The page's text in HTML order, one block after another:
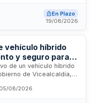
y pack policial,
mínimas
evaluando las
basados en
En Plazo
19/08/2026
vehículo híbrido
y seguro para el
Seguridad y
de un vehículo híbrido
de Vicealcaldía,
contrato incluye
seguros. La duración
05/08/2026